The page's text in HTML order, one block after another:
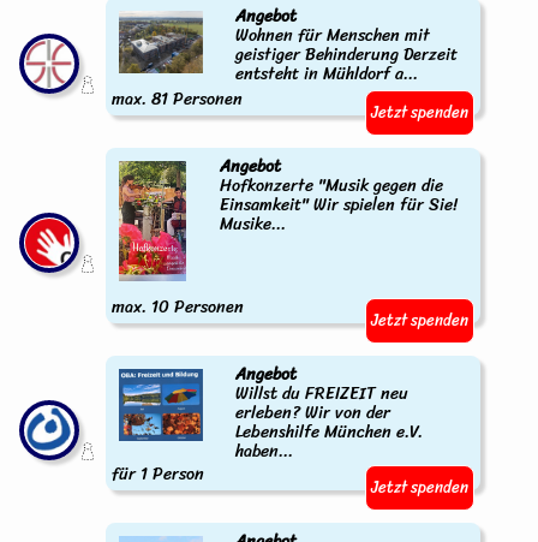
Angebot
Wohnen für Menschen mit
geistiger Behinderung Derzeit
entsteht in Mühldorf a...
max. 81 Personen
Jetzt spenden
Angebot
Hofkonzerte "Musik gegen die
Einsamkeit" Wir spielen für Sie!
Musike...
max. 10 Personen Jetzt spenden
Angebot
Willst du FREIZEIT neu
erleben? Wir von der
Lebenshilfe München e.V.
haben...
für 1 Person Jetzt spenden